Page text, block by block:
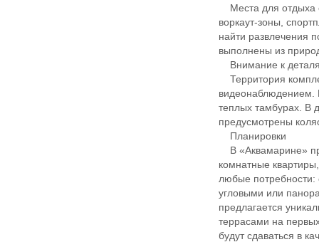
Места для отдыха
воркаут-зоны,
найти развлечения
выполнены из
Внимание к
Территория
видеонаблюдением.
теплых тамбурах. В
предусмотрены
Планировки
В «Аквамарине»
комнатные
любые потребности:
угловыми или
предлагается
террасами на
будут сдаваться в